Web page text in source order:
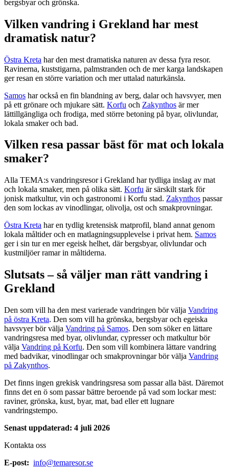
bergsbyar och grönska.
Vilken vandring i Grekland har mest
dramatisk natur?
Östra Kreta har den mest dramatiska naturen av dessa fyra resor.
Ravinerna, kuststigarna, palmstranden och de mer karga landskapen
ger resan en större variation och mer uttalad naturkänsla.
Samos har också en fin blandning av berg, dalar och havsvyer, men
på ett grönare och mjukare sätt. Korfu och Zakynthos är mer
lättillgängliga och frodiga, med större betoning på byar, olivlundar,
lokala smaker och bad.
Vilken resa passar bäst för mat och lokala
smaker?
Alla TEMA:s vandringsresor i Grekland har tydliga inslag av mat
och lokala smaker, men på olika sätt. Korfu är särskilt stark för
jonisk matkultur, vin och gastronomi i Korfu stad. Zakynthos passar
den som lockas av vinodlingar, olivolja, ost och smakprovningar.
Östra Kreta har en tydlig kretensisk matprofil, bland annat genom
lokala måltider och en matlagningsupplevelse i privat hem. Samos
ger i sin tur en mer egeisk helhet, där bergsbyar, olivlundar och
kustmiljöer ramar in måltiderna.
Slutsats – så väljer man rätt vandring i
Grekland
Den som vill ha den mest varierade vandringen bör välja Vandring
på östra Kreta. Den som vill ha grönska, bergsbyar och egeiska
havsvyer bör välja Vandring på Samos. Den som söker en lättare
vandringsresa med byar, olivlundar, cypresser och matkultur bör
välja Vandring på Korfu. Den som vill kombinera lättare vandring
med badvikar, vinodlingar och smakprovningar bör välja Vandring
på Zakynthos.
Det finns ingen grekisk vandringsresa som passar alla bäst. Däremot
finns det en ö som passar bättre beroende på vad som lockar mest:
raviner, grönska, kust, byar, mat, bad eller ett lugnare
vandringstempo.
Senast uppdaterad: 4 juli 2026
Kontakta oss
E-post: info@temaresor.se